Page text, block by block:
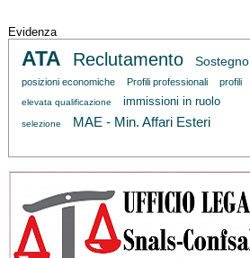
Evidenza
ATA Reclutamento Sostegno
posizioni economiche Profili professionali profili
elevata qualificazione immissioni in ruolo
selezione MAE - Min. Affari Esteri